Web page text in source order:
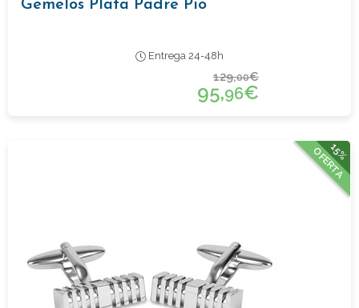
Gemelos Plata Padre Pio
Entrega 24-48h
129,00€
95,96€
15%
OFERTA